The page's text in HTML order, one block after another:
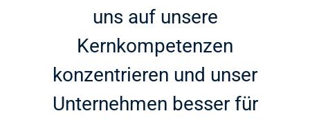
uns auf unsere
Kernkompetenzen
konzentrieren und unser
Unternehmen besser für